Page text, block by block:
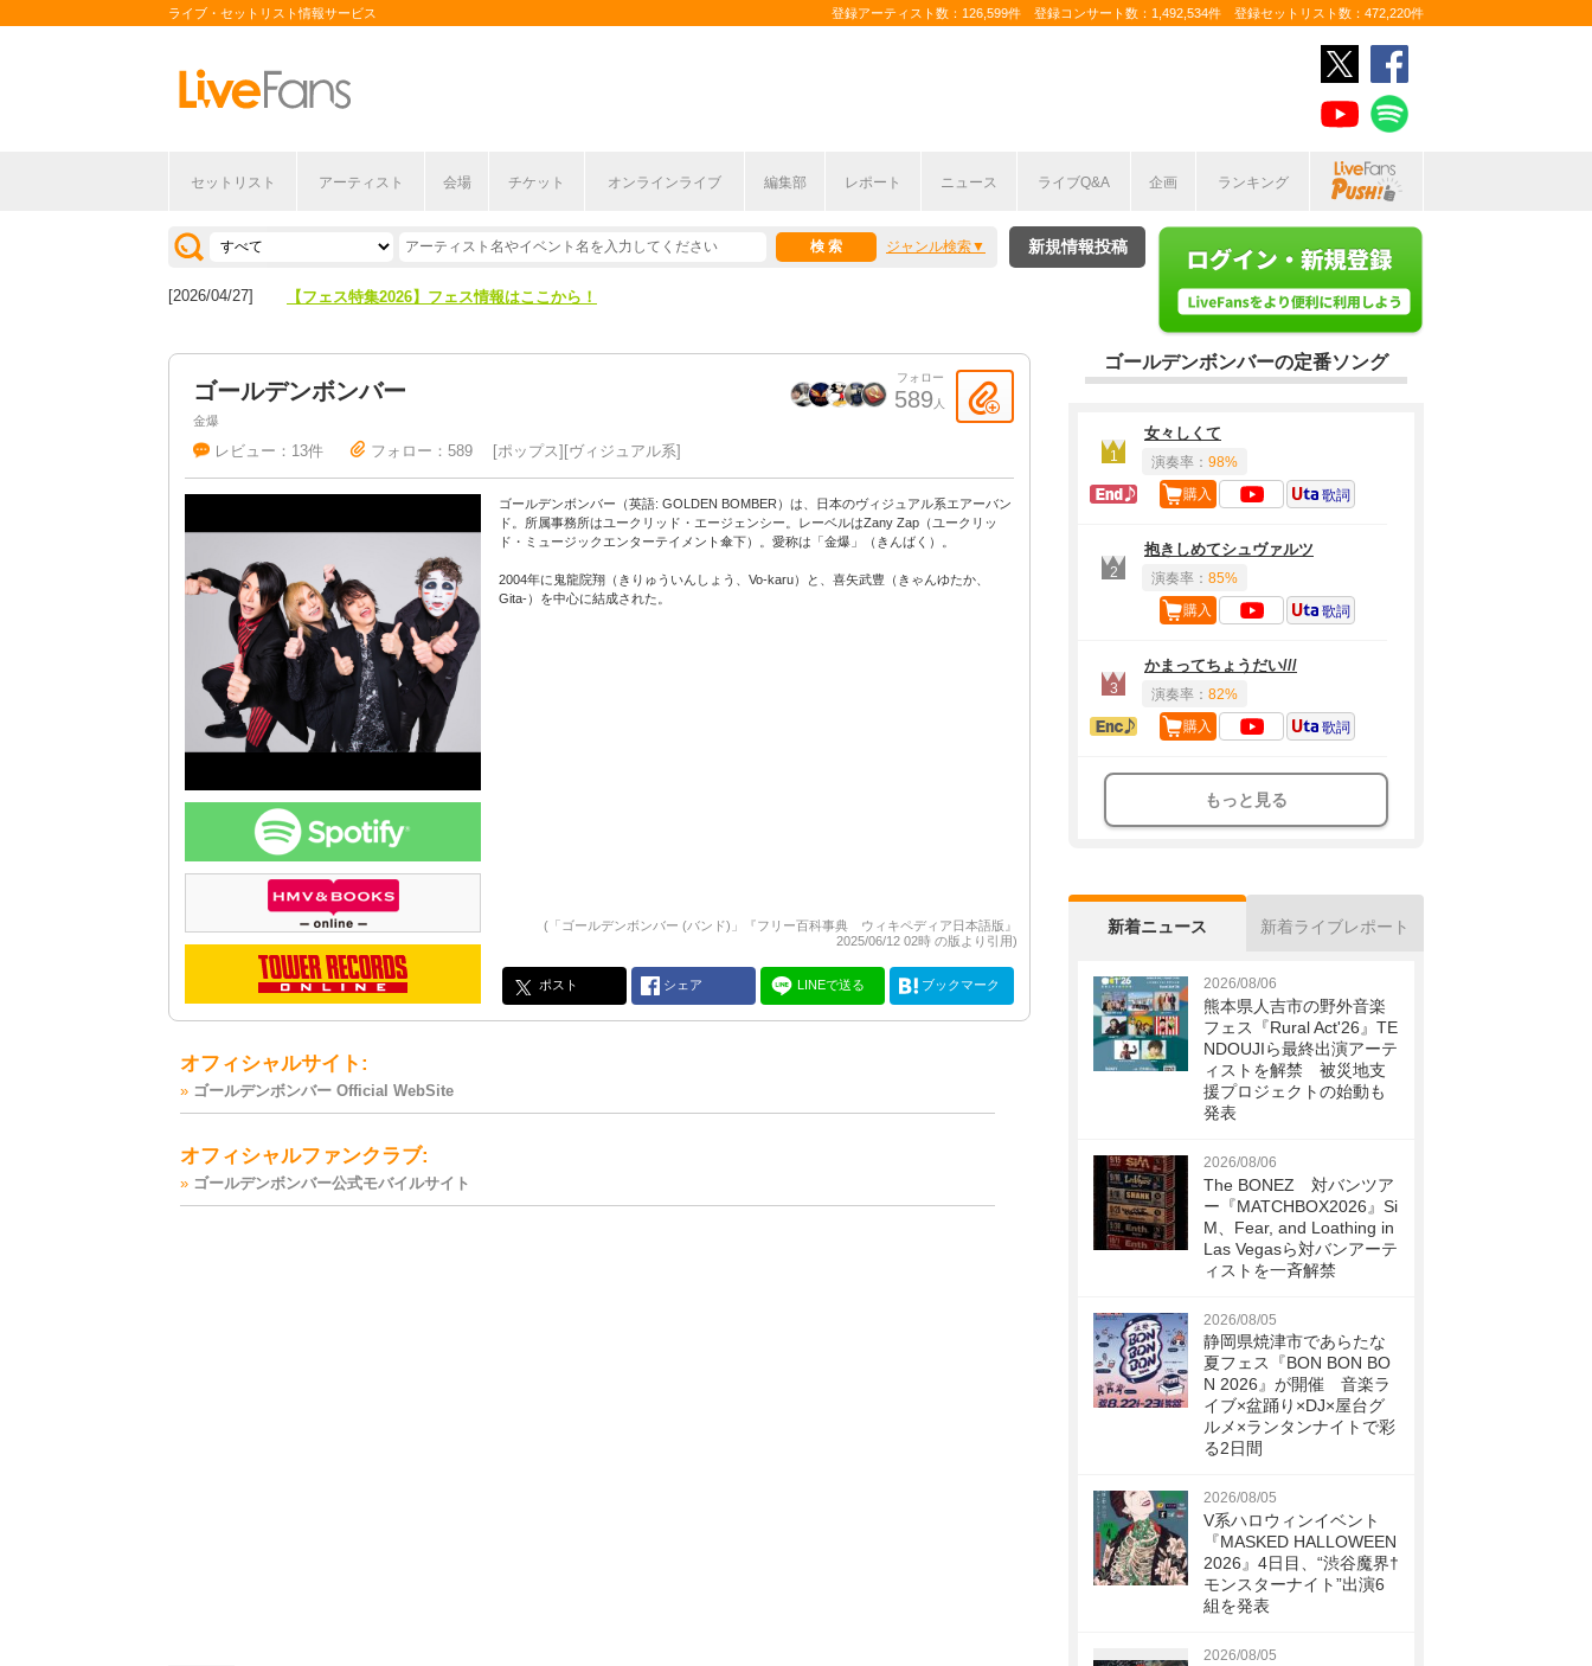
ライブ・セットリスト情報サービス 登録アーティスト数：126,599件 登録コンサート数：1,492,534件 登録セットリスト数：472,220件
セットリスト アーティスト 会場 チケット オンラインライブ 編集部 レポート ニュース ライブQ&A 企画 ランキング
ジャンル検索
[2026/07/28] 【ライブ動員ランキング】2026年上半期編発表！
[2026/04/27] 【フェス特集2026】フェス情報はここから！
新規情報投稿
ゴールデンボンバー
金爆
フォロー
589 人
レビュー：13件 フォロー：589 ポップス ヴィジュアル系
ゴールデンボンバー（英語: GOLDEN BOMBER）は、日本のヴィジュアル系エアーバン
ド。所属事務所はユークリッド・エージェンシー。レーベルはZany Zap（ユークリッ
ド・ミュージックエンターテイメント傘下）。愛称は「金爆」（きんばく）。
2004年に鬼龍院翔（きりゅういんしょう、Vo-karu）と、喜矢武豊（きゃんゆたか、
Gita-）を中心に結成された。
(「ゴールデンボンバー (バンド)」『フリー百科事典 ウィキペディア日本語版』
2025/06/12 02時 の版より引用)
ポスト シェア LINEで送る ブックマーク
オフィシャルサイト:
» ゴールデンボンバー Official WebSite
オフィシャルファンクラブ:
» ゴールデンボンバー公式モバイルサイト
ゴールデンボンバーの定番ソング
1
女々しくて
演奏率： 98%
ラスト定番
購入 歌詞
2
抱きしめてシュヴァルツ
演奏率： 85%
購入 歌詞
3
かまってちょうだい///
演奏率： 82%
アンコール定番
購入 歌詞
もっと見る
新着ニュース 新着ライブレポート
2026/08/06
熊本県人吉市の野外音楽
フェス『Rural Act'26』TE
NDOUJIら最終出演アーテ
ィストを解禁 被災地支
援プロジェクトの始動も
発表
2026/08/06
The BONEZ 対バンツア
ー『MATCHBOX2026』Si
M、Fear, and Loathing in
Las Vegasら対バンアーテ
ィストを一斉解禁
2026/08/05
静岡県焼津市であらたな
夏フェス『BON BON BO
N 2026』が開催 音楽ラ
イブ×盆踊り×DJ×屋台グ
ルメ×ランタンナイトで彩
る2日間
2026/08/05
V系ハロウィンイベント
『MASKED HALLOWEEN
2026』4日目、“渋谷魔界†
モンスターナイト”出演6
組を発表
2026/08/05